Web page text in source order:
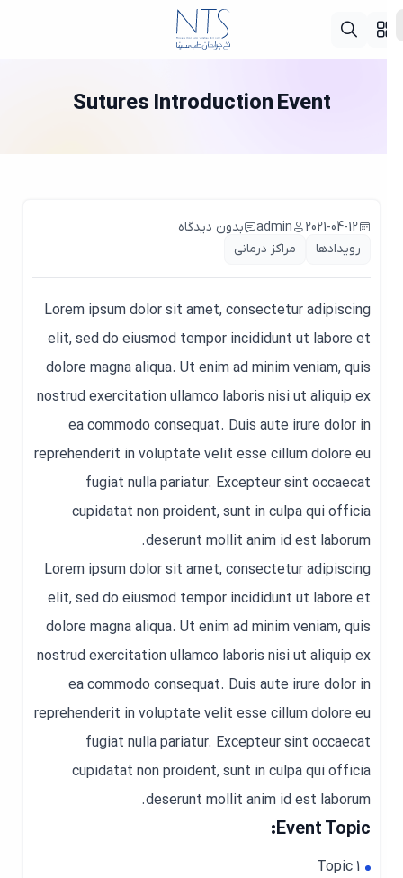
Sutures Introduction Event
2021-04-12
admin
بدون دیدگاه
رویدادها
مراکز درمانی
Lorem ipsum dolor sit amet, consectetur adipiscing
elit, sed do eiusmod tempor incididunt ut labore et
dolore magna aliqua. Ut enim ad minim veniam, quis
nostrud exercitation ullamco laboris nisi ut aliquip ex
ea commodo consequat. Duis aute irure dolor in
reprehenderit in voluptate velit esse cillum dolore eu
fugiat nulla pariatur. Excepteur sint occaecat
cupidatat non proident, sunt in culpa qui officia
deserunt mollit anim id est laborum.
Lorem ipsum dolor sit amet, consectetur adipiscing
elit, sed do eiusmod tempor incididunt ut labore et
dolore magna aliqua. Ut enim ad minim veniam, quis
nostrud exercitation ullamco laboris nisi ut aliquip ex
ea commodo consequat. Duis aute irure dolor in
reprehenderit in voluptate velit esse cillum dolore eu
fugiat nulla pariatur. Excepteur sint occaecat
cupidatat non proident, sunt in culpa qui officia
deserunt mollit anim id est laborum.
Event Topic:
Topic 1